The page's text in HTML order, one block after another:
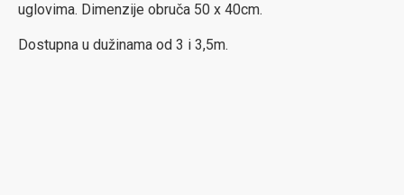
uglovima. Dimenzije obruča 50 x 40cm.
Dostupna u dužinama od 3 i 3,5m.